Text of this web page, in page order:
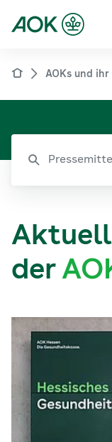
AOKs und ihr
der